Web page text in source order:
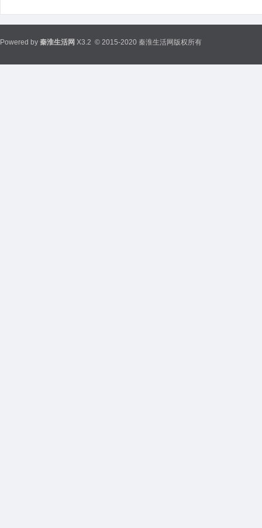
Powered by 秦淮生活网 X3.2 © 2015-2020 秦淮生活网版权所有